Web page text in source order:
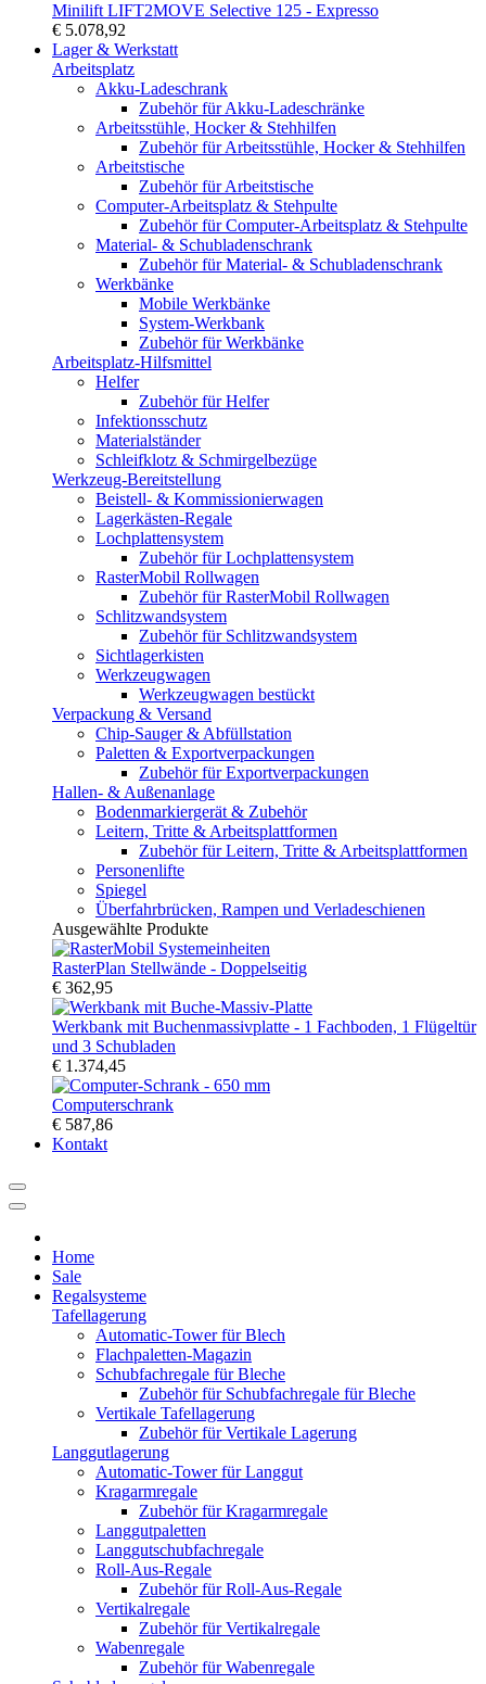
Minilift LIFT2MOVE Selective 125 - Expresso
€ 5.078,92
Lager & Werkstatt
Arbeitsplatz
Akku-Ladeschrank
Zubehör für Akku-Ladeschränke
Arbeitsstühle, Hocker & Stehhilfen
Zubehör für Arbeitsstühle, Hocker & Stehhilfen
Arbeitstische
Zubehör für Arbeitstische
Computer-Arbeitsplatz & Stehpulte
Zubehör für Computer-Arbeitsplatz & Stehpulte
Material- & Schubladenschrank
Zubehör für Material- & Schubladenschrank
Werkbänke
Mobile Werkbänke
System-Werkbank
Zubehör für Werkbänke
Arbeitsplatz-Hilfsmittel
Helfer
Zubehör für Helfer
Infektionsschutz
Materialständer
Schleifklotz & Schmirgelbezüge
Werkzeug-Bereitstellung
Beistell- & Kommissionierwagen
Lagerkästen-Regale
Lochplattensystem
Zubehör für Lochplattensystem
RasterMobil Rollwagen
Zubehör für RasterMobil Rollwagen
Schlitzwandsystem
Zubehör für Schlitzwandsystem
Sichtlagerkisten
Werkzeugwagen
Werkzeugwagen bestückt
Verpackung & Versand
Chip-Sauger & Abfüllstation
Paletten & Exportverpackungen
Zubehör für Exportverpackungen
Hallen- & Außenanlage
Bodenmarkiergerät & Zubehör
Leitern, Tritte & Arbeitsplattformen
Zubehör für Leitern, Tritte & Arbeitsplattformen
Personenlifte
Spiegel
Überfahrbrücken, Rampen und Verladeschienen
Ausgewählte Produkte
RasterPlan Stellwände - Doppelseitig
€ 362,95
Werkbank mit Buchenmassivplatte - 1 Fachboden, 1 Flügeltür
und 3 Schubladen
€ 1.374,45
Computerschrank
€ 587,86
Kontakt
Home
Sale
Regalsysteme
Tafellagerung
Automatic-Tower für Blech
Flachpaletten-Magazin
Schubfachregale für Bleche
Zubehör für Schubfachregale für Bleche
Vertikale Tafellagerung
Zubehör für Vertikale Lagerung
Langgutlagerung
Automatic-Tower für Langgut
Kragarmregale
Zubehör für Kragarmregale
Langgutpaletten
Langgutschubfachregale
Roll-Aus-Regale
Zubehör für Roll-Aus-Regale
Vertikalregale
Zubehör für Vertikalregale
Wabenregale
Zubehör für Wabenregale